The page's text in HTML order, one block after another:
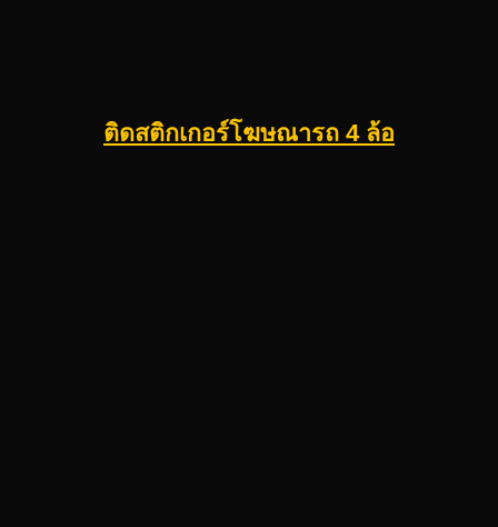
ติดสติกเกอร์โฆษณารถ 4 ล้อ